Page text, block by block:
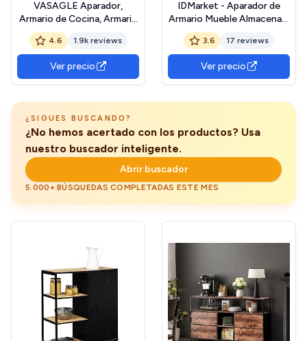
VASAGLE Aparador,
Armario de Cocina, Armario
de Almacenamiento, con
Puerta Corredera, 30 x 70 x
80 cm, Estantes
Ajustables, para Salón,
Marrón Rústico y Negro
Council
4.6 1.9k reviews
Ver precio
IDMarket - Aparador de
Armario Mueble Almacenaje
(139 cm, 8 puertas, metal),
color negro
3.6 17 reviews
Ver precio
¿SIGUES BUSCANDO?
¿No hemos acertado con los productos? Usa
nuestro buscador inteligente.
Abrir buscador
5.000+ BÚSQUEDAS COMPLETADAS ESTE MES